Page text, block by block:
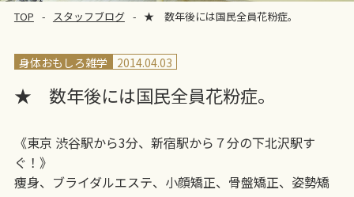
TOP スタッフブログ ★ 数年後には国民全員花粉症。
身体おもしろ雑学 2014.04.03
★ 数年後には国民全員花粉症。
《東京 渋谷駅から3分、新宿駅から７分の下北沢駅す
ぐ！》
痩身、ブライダルエステ、小顔矯正、骨盤矯正、姿勢矯